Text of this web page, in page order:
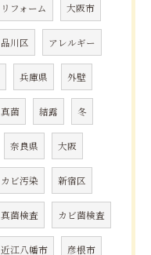
リフォーム 大阪市
品川区 アレルギー
兵庫県 外壁
真菌 結露 冬
奈良県 大阪
カビ汚染 新宿区
真菌検査 カビ菌検査
近江八幡市 彦根市